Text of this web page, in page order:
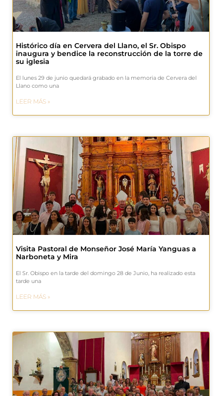
Histórico día en Cervera del Llano, el Sr. Obispo
inaugura y bendice la reconstrucción de la torre de
su iglesia
El lunes 29 de junio quedará grabado en la memoria de Cervera del
Llano como una
LEER MÁS »
Visita Pastoral de Monseñor José María Yanguas a
Narboneta y Mira
El Sr. Obispo en la tarde del domingo 28 de Junio, ha realizado esta
tarde una
LEER MÁS »